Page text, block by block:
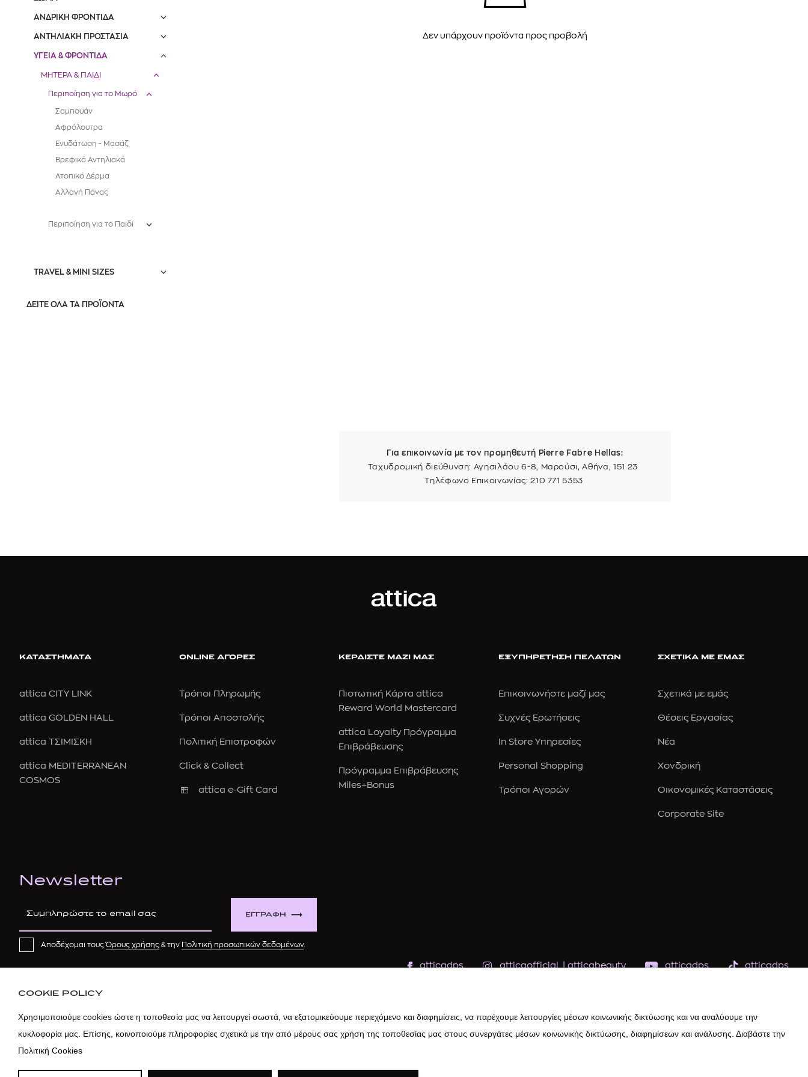
ΑΝΔΡΙΚΗ ΦΡΟΝΤΙΔΑ
ΑΝΤΗΛΙΑΚΗ ΠΡΟΣΤΑΣΙΑ
ΥΓΕΙΑ & ΦΡΟΝΤΙΔΑ
ΜΗΤΕΡΑ & ΠΑΙΔΙ
Περιποίηση για το Μωρό
Σαμπουάν
Αφρόλουτρα
Ενυδάτωση - Μασάζ
Βρεφικά Αντηλιακά
Ατοπικό Δέρμα
Αλλαγή Πάνας
Περιποίηση για το Παιδί
TRAVEL & MINI SIZES
ΔΕΙΤΕ ΟΛΑ ΤΑ ΠΡΟΪΟΝΤΑ
Δεν υπάρχουν προϊόντα προς προβολή
Για επικοινωνία με τον προμηθευτή Pierre Fabre Hellas:
Ταχυδρομική διεύθυνση: Αγησιλάου 6-8, Μαρούσι, Αθήνα, 151 23
Τηλέφωνο Επικοινωνίας: 210 771 5353
ΚΑΤΑΣΤΗΜΑΤΑ
attica CITY LINK
attica GOLDEN HALL
attica ΤΣΙΜΙΣΚΗ
attica MEDITERRANEAN
COSMOS
ONLINE ΑΓΟΡΕΣ
Τρόποι Πληρωμής
Τρόποι Αποστολής
Πολιτική Επιστροφών
Click & Collect
attica e-Gift Card
ΚΕΡΔΙΣΤΕ ΜΑΖΙ ΜΑΣ
Πιστωτική Κάρτα attica
Reward World Mastercard
attica Loyalty Πρόγραμμα
Επιβράβευσης
Πρόγραμμα Επιβράβευσης
Miles+Bonus
ΕΞΥΠΗΡΕΤΗΣΗ ΠΕΛΑΤΩΝ
Επικοινωνήστε μαζί μας
Συχνές Ερωτήσεις
In Store Υπηρεσίες
Personal Shopping
Τρόποι Αγορών
ΣΧΕΤΙΚΑ ΜΕ ΕΜΑΣ
Σχετικά με εμάς
Θέσεις Εργασίας
Νέα
Χονδρική
Οικονομικές Καταστάσεις
Corporate Site
Newsletter
ΕΓΓΡΑΦΗ
Αποδέχομαι τουςΌρους χρήσης & την Πολιτική προσωπικών δεδομένων.
atticadps atticaofficial |atticabeauty atticadps atticadps
COOKIE POLICY
Χρησιμοποιούμε cookies ώστε η τοποθεσία μας να λειτουργεί σωστά, να εξατομικεύουμε περιεχόμενο και διαφημίσεις, να παρέχουμε λειτουργίες μέσων κοινωνικής δικτύωσης και να αναλύουμε την
κυκλοφορία μας. Επίσης, κοινοποιούμε πληροφορίες σχετικά με την από μέρους σας χρήση της τοποθεσίας μας στους συνεργάτες μέσων κοινωνικής δικτύωσης, διαφημίσεων και ανάλυσης. Διαβάστε την
Πολιτική Cookies